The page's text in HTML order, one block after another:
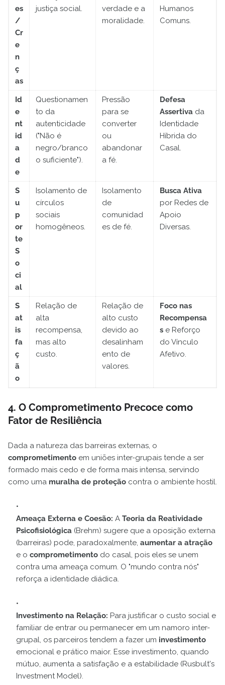
es
/
Cr
e
n
ç
as
justiça social.
verdade e a
moralidade.
Humanos
Comuns.
Id
e
nt
id
a
d
e
Questionamen
to da
autenticidade
("Não é
negro/branco
o suficiente").
Pressão
para se
converter
ou
abandonar
a fé.
Defesa
Assertiva da
Identidade
Híbrida do
Casal.
S
u
p
or
te
S
o
ci
al
Isolamento de
círculos
sociais
homogêneos.
Isolamento
de
comunidad
es de fé.
Busca Ativa
por Redes de
Apoio
Diversas.
S
at
is
fa
ç
ã
o
Relação de
alta
recompensa,
mas alto
custo.
Relação de
alto custo
devido ao
desalinham
ento de
valores.
Foco nas
Recompensa
s e Reforço
do Vínculo
Afetivo.
4. O Comprometimento Precoce como
Fator de Resiliência
Dada a natureza das barreiras externas, o
comprometimento em uniões inter-grupais tende a ser
formado mais cedo e de forma mais intensa, servindo
como uma muralha de proteção contra o ambiente hostil.
Ameaça Externa e Coesão: A Teoria da Reatividade
Psicofisiológica (Brehm) sugere que a oposição externa
(barreiras) pode, paradoxalmente, aumentar a atração
e o comprometimento do casal, pois eles se unem
contra uma ameaça comum. O "mundo contra nós"
reforça a identidade diádica.
Investimento na Relação: Para justificar o custo social e
familiar de entrar ou permanecer em um namoro inter-
grupal, os parceiros tendem a fazer um investimento
emocional e prático maior. Esse investimento, quando
mútuo, aumenta a satisfação e a estabilidade (Rusbult's
Investment Model).